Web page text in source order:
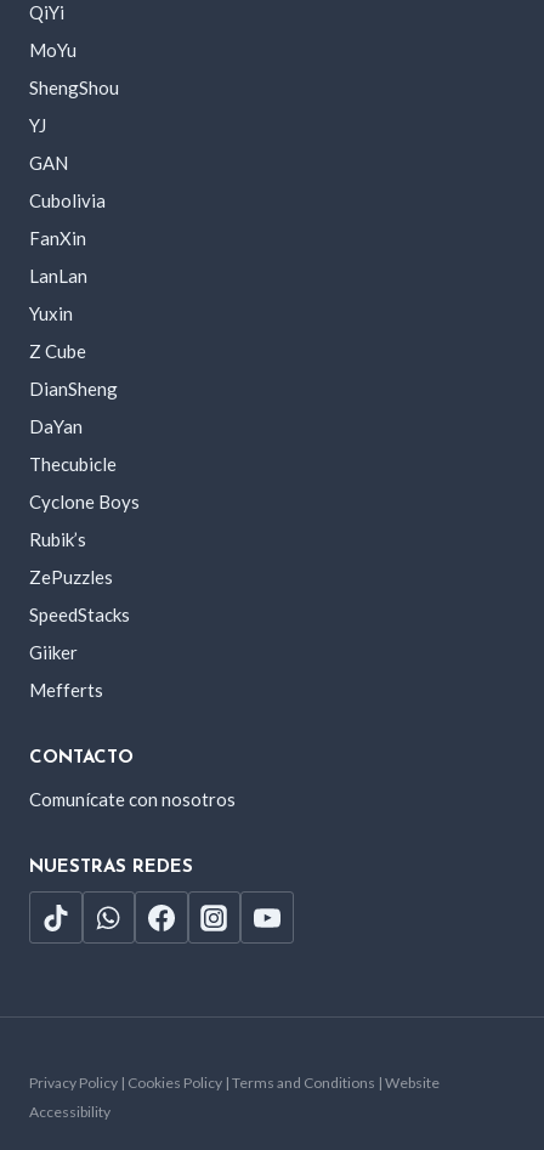
QiYi
MoYu
ShengShou
YJ
GAN
Cubolivia
FanXin
LanLan
Yuxin
Z Cube
DianSheng
DaYan
Thecubicle
Cyclone Boys
Rubik’s
ZePuzzles
SpeedStacks
Giiker
Mefferts
CONTACTO
Comunícate con nosotros
NUESTRAS REDES
Privacy Policy | Cookies Policy | Terms and Conditions | Website
Accessibility